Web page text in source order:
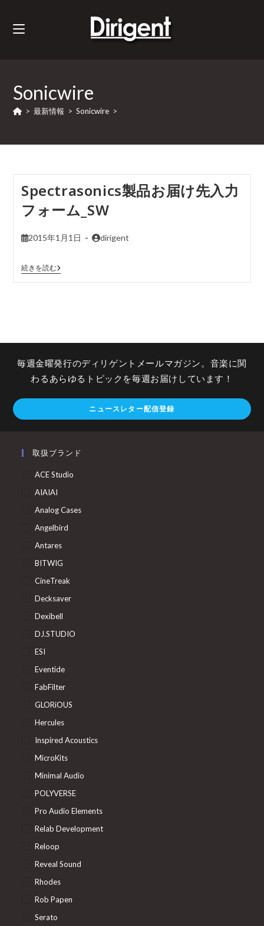
Sonicwire
> 最新情報 > Sonicwire >
Spectrasonics製品お届け先入力
フォーム_SW
2015年1月1日 dirigent
続きを読む
毎週金曜発行のディリゲントメールマガジン。音楽に関
わるあらゆるトピックを毎週お届けしています！
ニュースレター配信登録
取扱ブランド
ACE Studio
AIAIAI
Analog Cases
Angelbird
Antares
BITWIG
CineTreak
Decksaver
Dexibell
DJ.STUDIO
ESI
Eventide
FabFilter
GLORiOUS
Hercules
Inspired Acoustics
MicroKits
Minimal Audio
POLYVERSE
Pro Audio Elements
Relab Development
Reloop
Reveal Sound
Rhodes
Rob Papen
Serato